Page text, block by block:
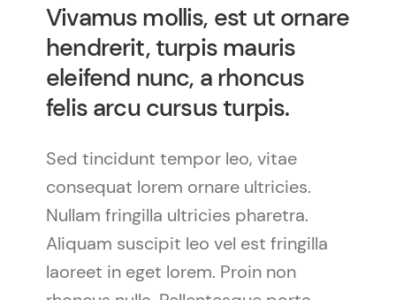
Vivamus mollis, est ut ornare
hendrerit, turpis mauris
eleifend nunc, a rhoncus
felis arcu cursus turpis.
Sed tincidunt tempor leo, vitae
consequat lorem ornare ultricies.
Nullam fringilla ultricies pharetra.
Aliquam suscipit leo vel est fringilla
laoreet in eget lorem. Proin non